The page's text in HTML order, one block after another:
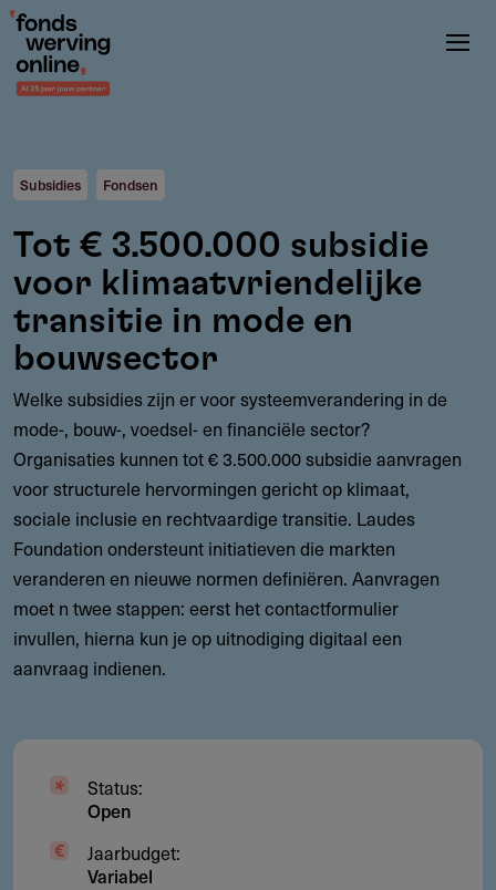
Overslaan
naar
de
gaan
Subsidies Fondsen
Tot € 3.500.000 subsidie
voor klimaatvriendelijke
transitie in mode en
bouwsector
Welke subsidies zijn er voor systeemverandering in de
mode-, bouw-, voedsel- en financiële sector?
Organisaties kunnen tot € 3.500.000 subsidie aanvragen
voor structurele hervormingen gericht op klimaat,
sociale inclusie en rechtvaardige transitie. Laudes
Foundation ondersteunt initiatieven die markten
veranderen en nieuwe normen definiëren. Aanvragen
moet n twee stappen: eerst het contactformulier
invullen, hierna kun je op uitnodiging digitaal een
aanvraag indienen.
Status:
Open
Jaarbudget:
Variabel